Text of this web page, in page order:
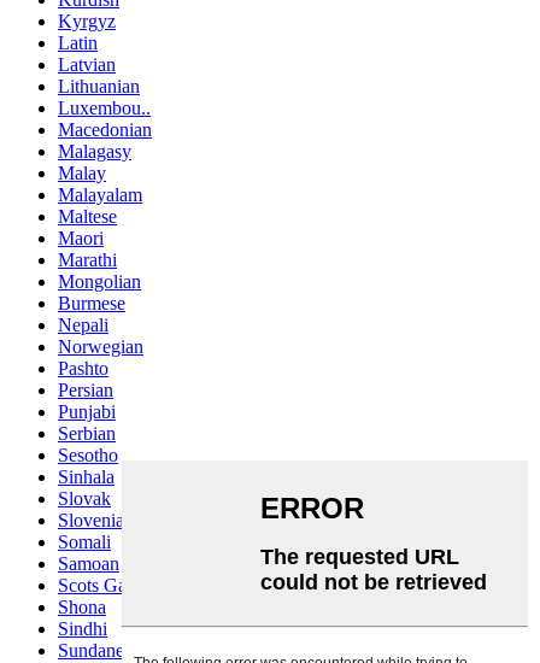
Kyrgyz
Latin
Latvian
Lithuanian
Luxembou..
Macedonian
Malagasy
Malay
Malayalam
Maltese
Maori
Marathi
Mongolian
Burmese
Nepali
Norwegian
Pashto
Persian
Punjabi
Serbian
Sesotho
Sinhala
Slovak
Slovenian
Somali
Samoan
Scots Gaelic
Shona
Sindhi
Sundanese